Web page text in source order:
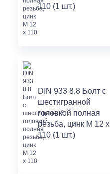
110 (1 шт.)
DIN 933 8.8 Болт с
шестигранной
головкой полная
резьба, цинк M 12 x
110 (1 шт.)